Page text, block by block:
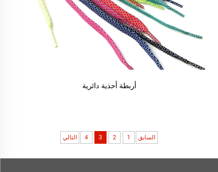
أربطة أحذية دائرية
السابق 1
2
3
4 التالي